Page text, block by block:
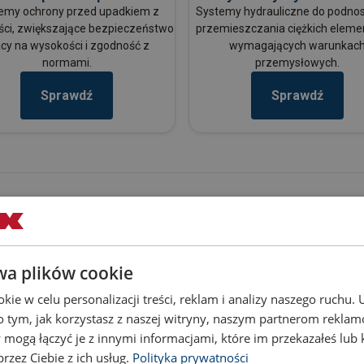
ochrony przed upadkiem z
zwiększające bezpieczeństwo
na wysokości i zgodność z
normami.
Sprawdź
Systemy hydrauliczne do
przemieszczania ciężkich
wymagających warunkach
przemysłowych.
Sprawdź
ładunków oraz ochrony przed upadkiem z
Rozwiązania te zapewniają bezpieczne
Produkty Powertex łączą trwałość, wysoką jakość
plików cookie
w celu personalizacji treści, reklam i analizy naszego ruchu.
tym, jak korzystasz z naszej witryny, naszym partnerom
łączyć je z innymi informacjami, które im przekazałeś lub
Ciebie z ich usług. Polityka prywatności